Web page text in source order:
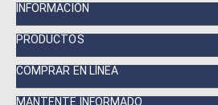
INFORMACIÓN
PRODUCTOS
COMPRAR EN LÍNEA
MANTENTE INFORMADO